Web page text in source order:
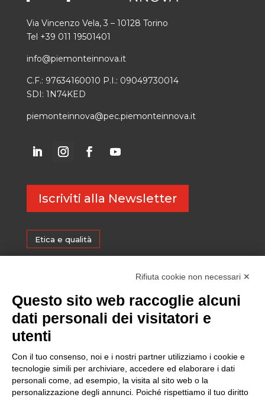
Via Vincenzo Vela, 3 – 10128 Torino
Tel +39 011 19501401
info@piemonteinnova.it
C.F.: 97634160010 P.I.: 09049730014
SDI: 1N74KED
piemonteinnova@pec.piemonteinnova.it
Iscriviti alla Newsletter
Etica e qualità
Sostenibilità
Media
Rifiuta cookie non necessari ✕
Questo sito web raccoglie alcuni
dati personali dei visitatori e
utenti
Con il tuo consenso, noi e i nostri partner utilizziamo i cookie e
tecnologie simili per archiviare, accedere ed elaborare i dati
personali come, ad esempio, la visita al sito web o la
personalizzazione degli annunci. Poiché rispettiamo il tuo diritto